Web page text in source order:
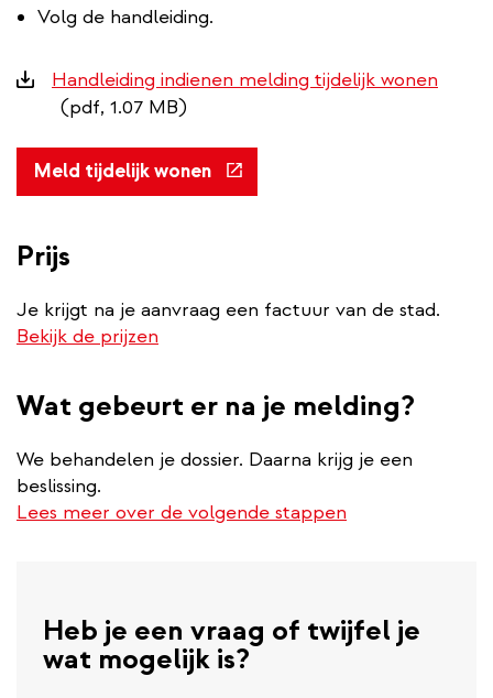
Volg de handleiding.
Downloads
Handleiding indienen melding tijdelijk wonen
(pdf, 1.07 MB)
Meld tijdelijk wonen(externe
link)
Prijs
Je krijgt na je aanvraag een factuur van de stad.
Bekijk de prijzen
Wat gebeurt er na je melding?
We behandelen je dossier. Daarna krijg je een
beslissing.
Lees meer over de volgende stappen
Heb je een vraag of twijfel je
wat mogelijk is?